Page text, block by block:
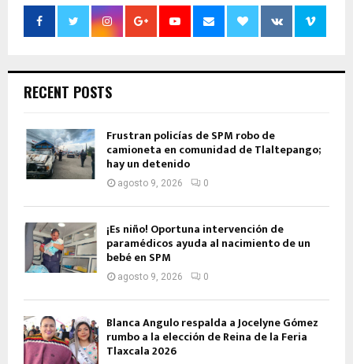
RECENT POSTS
Frustran policías de SPM robo de
camioneta en comunidad de Tlaltepango;
hay un detenido
agosto 9, 2026 0
¡Es niño! Oportuna intervención de
paramédicos ayuda al nacimiento de un
bebé en SPM
agosto 9, 2026 0
Blanca Angulo respalda a Jocelyne Gómez
rumbo a la elección de Reina de la Feria
Tlaxcala 2026